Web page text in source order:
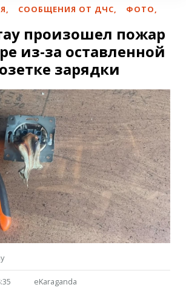
, СООБЩЕНИЯ ОТ ДЧС, ФОТО,
произошел пожар
из-за оставленной
зарядки
eKaraganda